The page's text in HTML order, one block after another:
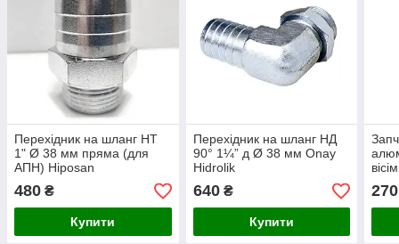
Перехідник на шланг НТ
1" Ø 38 мм пряма (для
АПН) Hiposan
480 ₴
Купити
Перехідник на шланг НД
90° 1¼” д Ø 38 мм Onay
Hidrolik
640₴
Купити
270